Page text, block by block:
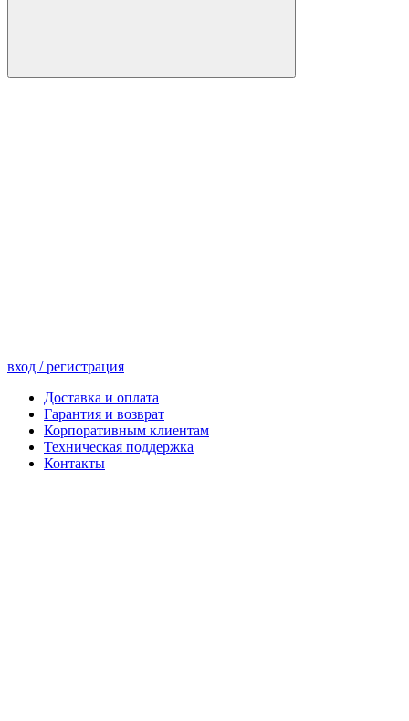
вход / регистрация
Доставка и оплата
Гарантия и возврат
Корпоративным клиентам
Техническая поддержка
Контакты